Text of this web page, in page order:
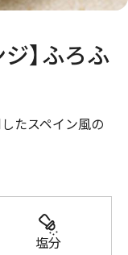
】ふろふ
たスペイン風の
塩分